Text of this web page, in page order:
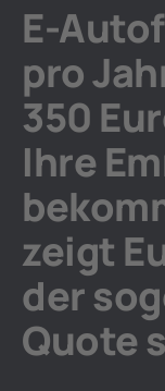
E-
pro
350
Ihre
zeigt
der
Quote